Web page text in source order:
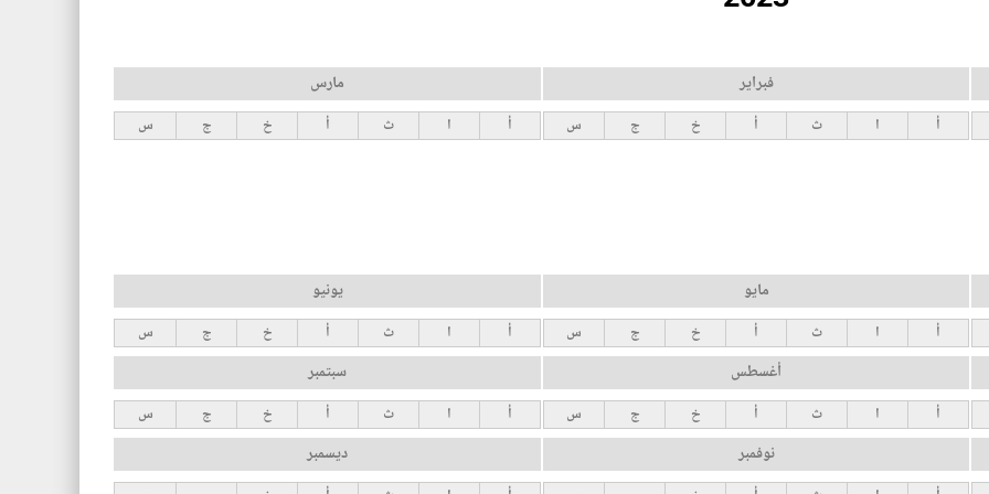
فبراير
أ ا ث أ خ ج س
مارس
أ ا ث أ خ ج س
مايو
أ ا ث أ خ ج س
يونيو
أ ا ث أ خ ج س
أغسطس
أ ا ث أ خ ج س
سبتمبر
أ ا ث أ خ ج س
نوفمبر ديسمبر